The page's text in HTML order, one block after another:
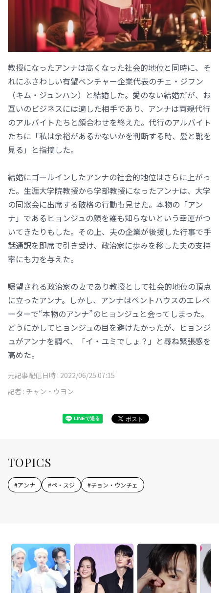
教授になったアンナは高くなった社会的地位と同時に、そ
れにふさわしい有望ベンチャー企業代表のチェ・ジフン
（キム・ジュンハン）と結婚した。愛のない結婚だが、お
互いのビジネスには適した相手であり、アンナは両親代行
のアルバイトたちと顔合わせを終えた。代行のアルバイト
たちに「私は余裕があるかないかを判断する時、髪と靴を
見る」と指摘した。
結婚にゴールインしたアンナの社会的地位はさらに上がっ
た。生涯大学院教授から学部教授になったアンナは、大学
の同窓会に出席する破格の行動も見せた。本物の「アン
ナ」であるヒョンジュの顔を誰も知らないという幸運がつ
いてきたりもした。その上、夫の企業が後援した行事で手
話通訳を即席で引き受け、政治家に歩みを移した夫の支持
率にも力を与えた。
嘱望される政治家の妻であり教授として社会的地位の頂点
に立ったアンナ。しかし、アンナはペントハウスのエレベ
ーターで“本物のアンナ”のヒョンジュと会ってしまった。
どうにかしてヒョンジュの目を避けたかったが、ヒョンジ
ュがアンナを調べ、「イ・ユミでしょ？」と尋ね緊張感を
高めた。
元記事配信日時 : 2022/06/25 07:15
記者 : チャン・ウヨン
TOPICS
#アンナ #ペ・スジ #チョン・ウンチェ